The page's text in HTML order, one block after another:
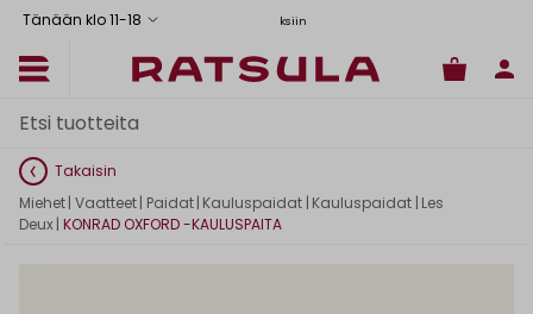
Tänään klo 11-18
Toimituskulut alk. 6,90€
Manner-Suomeen yli 120 euron tilauksiin
Takaisin
Miehet| Vaatteet| Paidat | Kauluspaidat | Kauluspaidat | Les
Deux| KONRAD OXFORD -KAULUSPAITA